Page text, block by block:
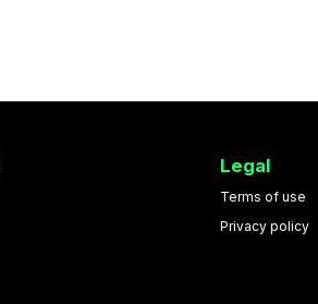
Legal
Terms of use
Privacy policy